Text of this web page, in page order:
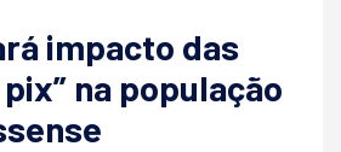
impacto das
na população